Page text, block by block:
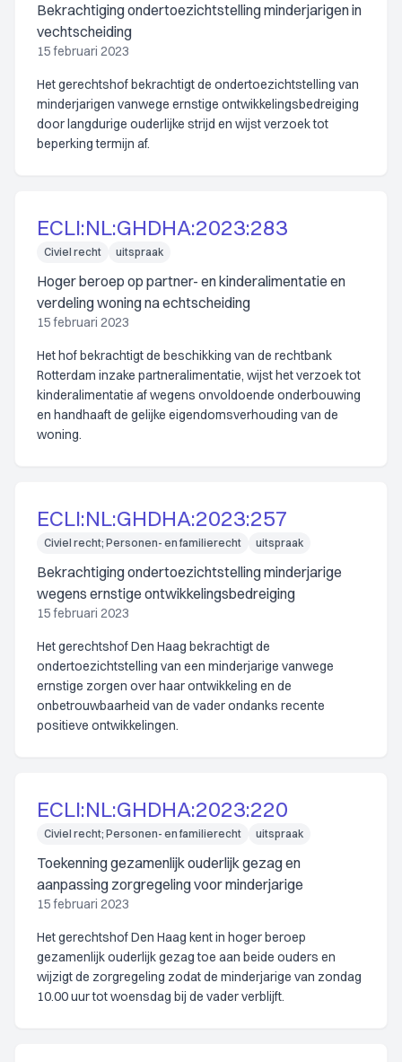
Bekrachtiging ondertoezichtstelling minderjarigen in
vechtscheiding
15 februari 2023
Het gerechtshof bekrachtigt de ondertoezichtstelling van
minderjarigen vanwege ernstige ontwikkelingsbedreiging
door langdurige ouderlijke strijd en wijst verzoek tot
beperking termijn af.
ECLI:NL:GHDHA:2023:283
Civiel recht uitspraak
Hoger beroep op partner- en kinderalimentatie en
verdeling woning na echtscheiding
15 februari 2023
Het hof bekrachtigt de beschikking van de rechtbank
Rotterdam inzake partneralimentatie, wijst het verzoek tot
kinderalimentatie af wegens onvoldoende onderbouwing
en handhaaft de gelijke eigendomsverhouding van de
woning.
ECLI:NL:GHDHA:2023:257
Civiel recht; Personen- en familierecht uitspraak
Bekrachtiging ondertoezichtstelling minderjarige
wegens ernstige ontwikkelingsbedreiging
15 februari 2023
Het gerechtshof Den Haag bekrachtigt de
ondertoezichtstelling van een minderjarige vanwege
ernstige zorgen over haar ontwikkeling en de
onbetrouwbaarheid van de vader ondanks recente
positieve ontwikkelingen.
ECLI:NL:GHDHA:2023:220
Civiel recht; Personen- en familierecht uitspraak
Toekenning gezamenlijk ouderlijk gezag en
aanpassing zorgregeling voor minderjarige
15 februari 2023
Het gerechtshof Den Haag kent in hoger beroep
gezamenlijk ouderlijk gezag toe aan beide ouders en
wijzigt de zorgregeling zodat de minderjarige van zondag
10.00 uur tot woensdag bij de vader verblijft.